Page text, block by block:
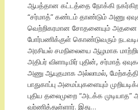
ஆபத்தான கட்டத்தை நோக்கி
“சர்மாத்” கண்டம் தாண்டும் அணு
வெற்றிகரமான சோதனையும் அதனை
போர்பணிக்குள் கொண்டுவரும்
அரசியல் சமநிலையை ஆழமாக
அதிபர் விளாடிமிர் புதின், சர்மாத்
அணு ஆயுதமாக அல்லாமல்,
பாதுகாப்பு அமைப்புகளையும்
புதிய தலைமுறை “அடக்க முடியாத”
வர்ணித்துள்ளார். இது…